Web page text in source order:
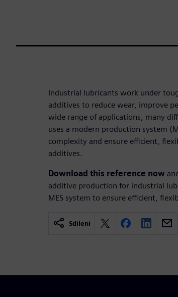
Industrial lubricants work under
additives to reduce wear, improve
wide range of applications, many
uses a modern production system
complexity and ensure efficient,
additives.
Download this reference now
additive production for industrial
MES system to ensure efficient,
Sdílení